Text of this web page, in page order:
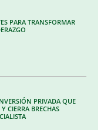
PARA TRANSFORMAR
PRIVADA QUE
CIERRA BRECHAS